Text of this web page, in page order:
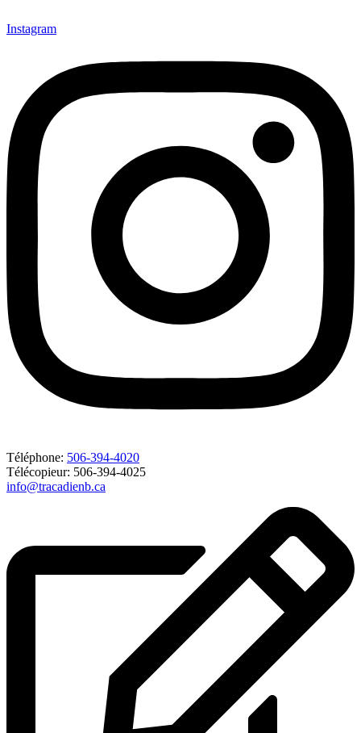
Instagram
Téléphone: 506-394-4020
Télécopieur: 506-394-4025
info@tracadienb.ca